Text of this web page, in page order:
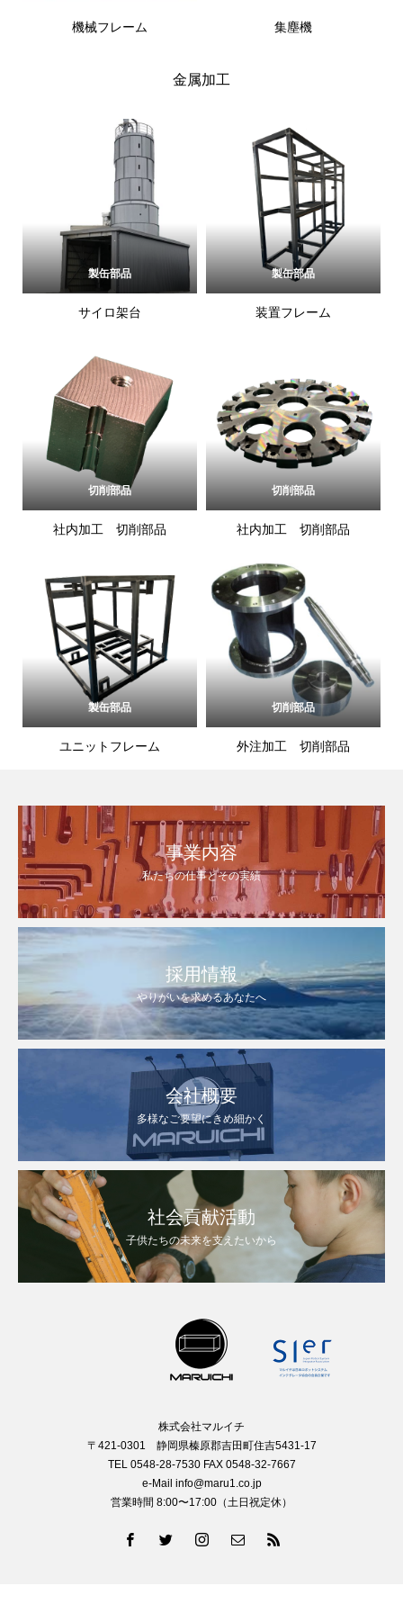
機械フレーム 集塵機
金属加工
製缶部品
サイロ架台
製缶部品
装置フレーム
切削部品
社内加工 切削部品
切削部品
社内加工 切削部品
製缶部品
ユニットフレーム
切削部品
外注加工 切削部品
事業内容
私たちの仕事とその実績
採用情報
やりがいを求めるあなたへ
会社概要
多様なご要望にきめ細かく
社会貢献活動
子供たちの未来を支えたいから
株式会社マルイチ
〒421-0301 静岡県榛原郡吉田町住吉5431-17
TEL 0548-28-7530 FAX 0548-32-7667
e-Mail info@maru1.co.jp
営業時間 8:00〜17:00（土日祝定休）